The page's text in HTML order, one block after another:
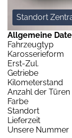
Standort
Allgemeine
Fahrzeugtyp
Karosserieform
Erst-Zul.
Getriebe
Kilometerstand
Anzahl der Türen
Farbe
Standort
Lieferzeit
Unsere Nummer